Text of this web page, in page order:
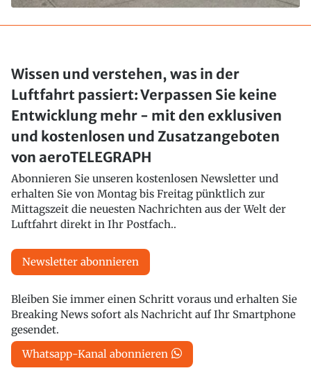
Wissen und verstehen, was in der
Luftfahrt passiert: Verpassen Sie keine
Entwicklung mehr - mit den exklusiven
und kostenlosen und Zusatzangeboten
von aeroTELEGRAPH
Abonnieren Sie unseren kostenlosen Newsletter und
erhalten Sie von Montag bis Freitag pünktlich zur
Mittagszeit die neuesten Nachrichten aus der Welt der
Luftfahrt direkt in Ihr Postfach..
Newsletter abonnieren
Bleiben Sie immer einen Schritt voraus und erhalten Sie
Breaking News sofort als Nachricht auf Ihr Smartphone
gesendet.
Whatsapp-Kanal abonnieren